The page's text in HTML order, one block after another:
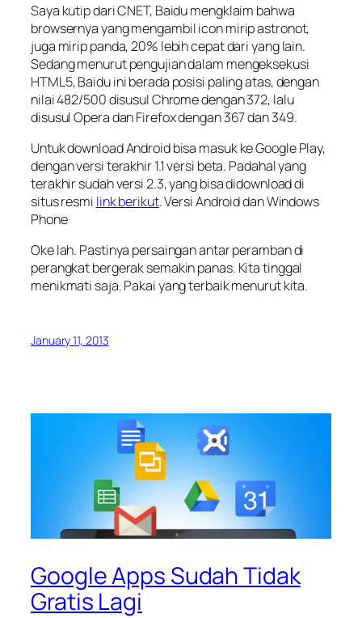
Saya kutip dari CNET, Baidu mengklaim bahwa
browsernya yang mengambil icon mirip astronot,
juga mirip panda, 20% lebih cepat dari yang lain.
Sedang menurut pengujian dalam mengeksekusi
HTML5, Baidu ini berada posisi paling atas, dengan
nilai 482/500 disusul Chrome dengan 372, lalu
disusul Opera dan Firefox dengan 367 dan 349.
Untuk download Android bisa masuk ke Google Play,
dengan versi terakhir 1.1 versi beta. Padahal yang
terakhir sudah versi 2.3, yang bisa didownload di
situs resmi link berikut. Versi Android dan Windows
Phone
Oke lah. Pastinya persaingan antar peramban di
perangkat bergerak semakin panas. Kita tinggal
menikmati saja. Pakai yang terbaik menurut kita.
January 11, 2013
Google Apps Sudah Tidak
Gratis Lagi